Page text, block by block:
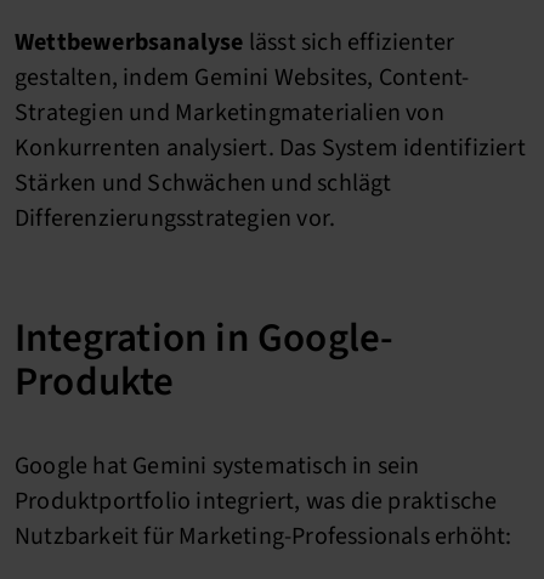
Wettbewerbsanalyse lässt sich effizienter
gestalten, indem Gemini Websites, Content-
Strategien und Marketingmaterialien von
Konkurrenten analysiert. Das System identifiziert
Stärken und Schwächen und schlägt
Differenzierungsstrategien vor.
Integration in Google-
Produkte
Google hat Gemini systematisch in sein
Produktportfolio integriert, was die praktische
Nutzbarkeit für Marketing-Professionals erhöht: